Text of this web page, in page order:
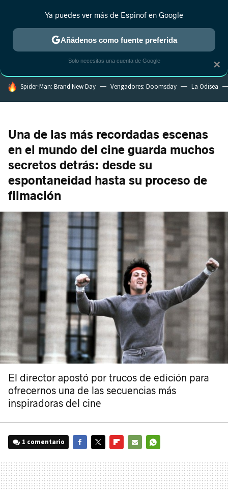
MENÚ NUEVO
ESTRENOS REALITY ANIME RANKINGS CINE
HOY SE HABLA DE
Spider-Man: Brand New Day Vengadores: Doomsday La Odisea
Una de las más recordadas escenas
en el mundo del cine guarda muchos
secretos detrás: desde su
espontaneidad hasta su proceso de
filmación
El director apostó por trucos de edición para
ofrecernos una de las secuencias más
inspiradoras del cine
1 comentario
MAIL
×
Ya puedes ver más de Espinof en Google
Añádenos como fuente preferida
Solo necesitas una cuenta de Google